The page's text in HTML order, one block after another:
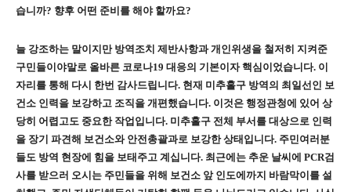
습니까? 향후 어떤 준비를 해야 할까요?
늘 강조하는 말이지만 방역조치 제반사항과 개인위생을 철저히 지켜준
구민들이야말로 올바른 코로나19 대응의 기본이자 핵심이었습니다. 이
자리를 통해 다시 한번 감사드립니다. 현재 미추홀구 방역의 최일선인 보
건소 인력을 보강하고 조직을 개편했습니다. 이것은 행정관청에 있어 상
당히 어렵고도 중요한 작업입니다. 미추홀구 전체 부서를 대상으로 인력
을 장기 파견해 보건소와 안전총괄과로 보강한 상태입니다. 주민여러분
들도 방역 현장에 힘을 보태주고 계십니다. 최근에는 추운 날씨에 PCR검
사를 받으러 오시는 주민들을 위해 보건소 앞 인도에까지 바람막이를 설